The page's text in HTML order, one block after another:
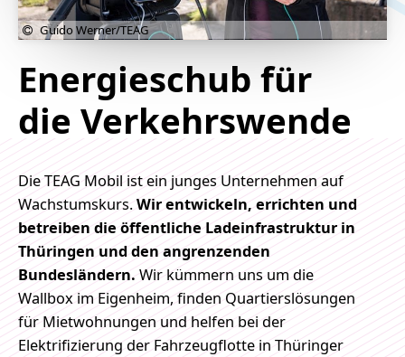
Guido Werner/TEAG
Energieschub für
die Verkehrswende
Die TEAG Mobil ist ein junges Unternehmen auf
Wachstumskurs.Wir entwickeln, errichten und
betreiben die öffentliche Ladeinfrastruktur in
Thüringen und den angrenzenden
Bundesländern.Wir kümmern uns um die
Wallbox im Eigenheim, finden Quartierslösungen
für Mietwohnungen und helfen bei der
Elektrifizierung der Fahrzeugflotte in Thüringer